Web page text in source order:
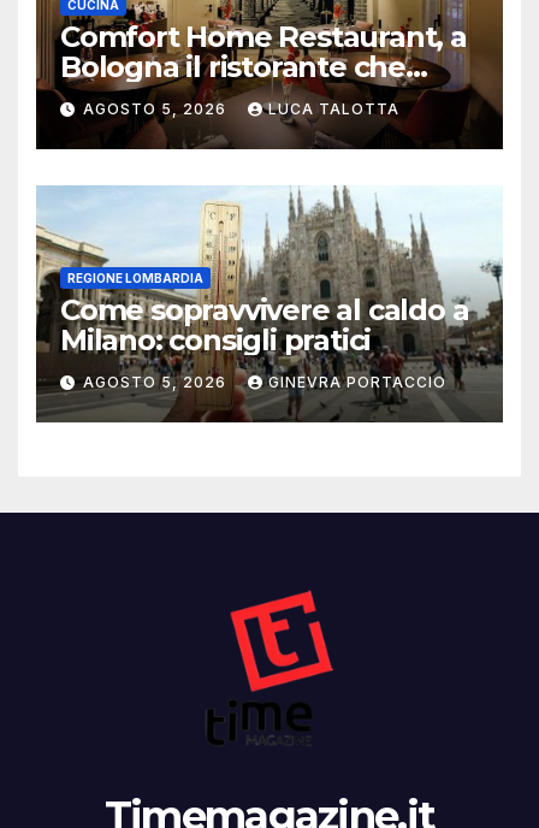
CUCINA
Comfort Home Restaurant, a
Bologna il ristorante che
trasforma l’ospitalità in
un’esperienza di casa
AGOSTO 5, 2026 LUCA TALOTTA
REGIONE LOMBARDIA
Come sopravvivere al caldo a
Milano: consigli pratici
AGOSTO 5, 2026 GINEVRA PORTACCIO
Timemagazine.it